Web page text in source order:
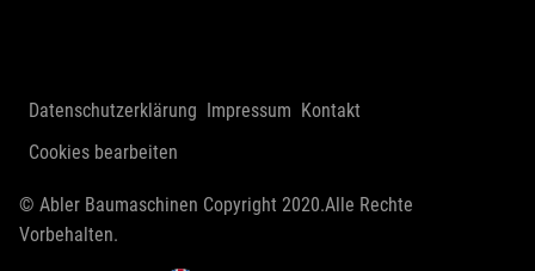
© Abler Baumaschinen Copyright 2020.Alle Rechte
Vorbehalten.
Datenschutzerklärung Impressum Kontakt
Cookies bearbeiten